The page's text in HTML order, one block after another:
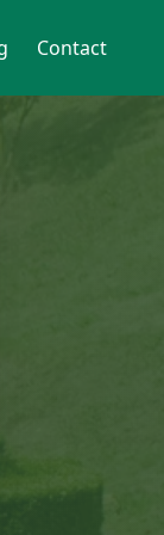
Contact
région.